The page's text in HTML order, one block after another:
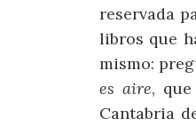
reservada
libros que
mismo:
es aire,
Cantabria